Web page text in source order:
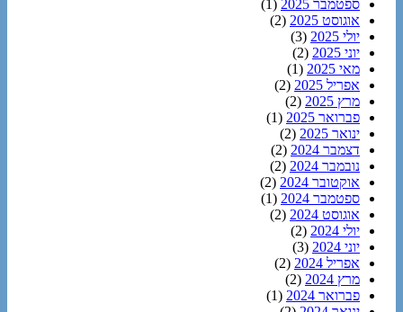
ספטמבר 2025
(1)
אוגוסט 2025
(2)
יולי 2025
(3)
יוני 2025
(2)
מאי 2025
(1)
אפריל 2025
(2)
מרץ 2025
(2)
פברואר 2025
(1)
ינואר 2025
(2)
דצמבר 2024
(2)
נובמבר 2024
(2)
אוקטובר 2024
(2)
ספטמבר 2024
(1)
אוגוסט 2024
(2)
יולי 2024
(2)
יוני 2024
(3)
אפריל 2024
(2)
מרץ 2024
(2)
פברואר 2024
(1)